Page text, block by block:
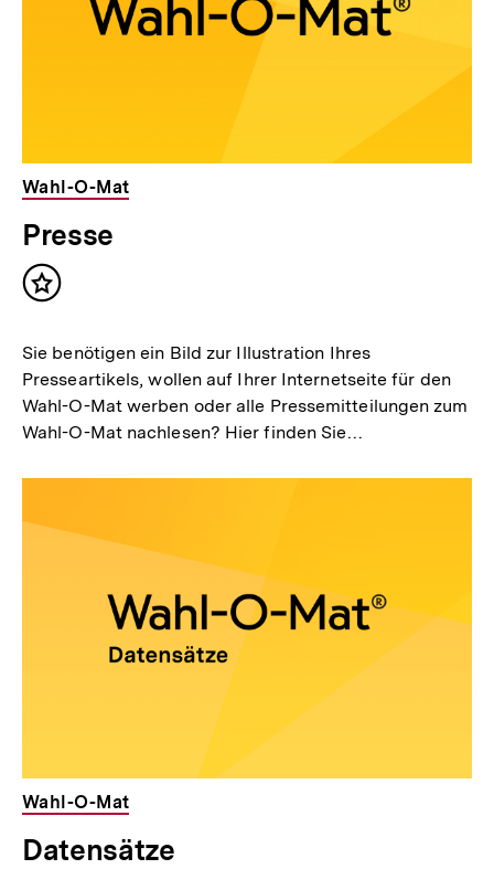
Wahl-O-Mat
Presse
Inhalt
Sie benötigen ein Bild zur Illustration Ihres
Presseartikels, wollen auf Ihrer Internetseite für den
Wahl-O-Mat werben oder alle Pressemitteilungen zum
Wahl-O-Mat nachlesen? Hier finden Sie…
Wahl-O-Mat
Datensätze